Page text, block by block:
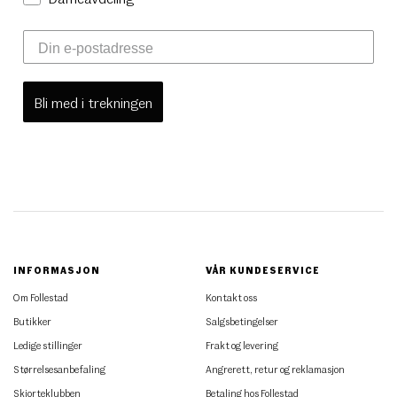
Bli med i trekningen
INFORMASJON
Om Follestad
Butikker
Ledige stillinger
Størrelsesanbefaling
Skjorteklubben
VÅR KUNDESERVICE
Kontakt oss
Salgsbetingelser
Frakt og levering
Angrerett, retur og reklamasjon
Betaling hos Follestad